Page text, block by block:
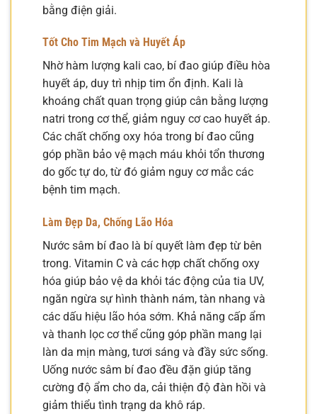
bằng điện giải.
Tốt Cho Tim Mạch và Huyết Áp
Nhờ hàm lượng kali cao, bí đao giúp điều hòa
huyết áp, duy trì nhịp tim ổn định. Kali là
khoáng chất quan trọng giúp cân bằng lượng
natri trong cơ thể, giảm nguy cơ cao huyết áp.
Các chất chống oxy hóa trong bí đao cũng
góp phần bảo vệ mạch máu khỏi tổn thương
do gốc tự do, từ đó giảm nguy cơ mắc các
bệnh tim mạch.
Làm Đẹp Da, Chống Lão Hóa
Nước sâm bí đao là bí quyết làm đẹp từ bên
trong. Vitamin C và các hợp chất chống oxy
hóa giúp bảo vệ da khỏi tác động của tia UV,
ngăn ngừa sự hình thành nám, tàn nhang và
các dấu hiệu lão hóa sớm. Khả năng cấp ẩm
và thanh lọc cơ thể cũng góp phần mang lại
làn da mịn màng, tươi sáng và đầy sức sống.
Uống nước sâm bí đao đều đặn giúp tăng
cường độ ẩm cho da, cải thiện độ đàn hồi và
giảm thiểu tình trạng da khô ráp.